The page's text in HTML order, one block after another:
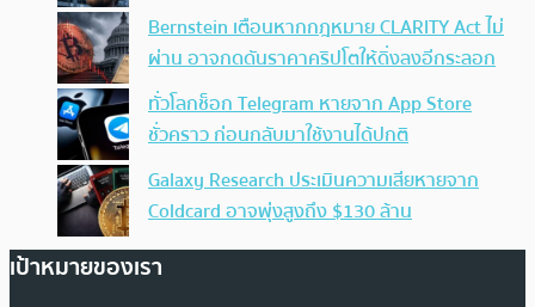
Bernstein เตือนหากกฎหมาย CLARITY Act ไม่
ผ่าน อาจกดดันราคาคริปโตให้ดิ่งลงอีกระลอก
ทั่วโลกช็อก Telegram หายจาก App Store
ชั่วคราว ก่อนกลับมาใช้งานได้ปกติ
Galaxy Research ประเมินความเสียหายจาก
Coldcard อาจพุ่งสูงถึง $130 ล้าน
เป้าหมายของเรา